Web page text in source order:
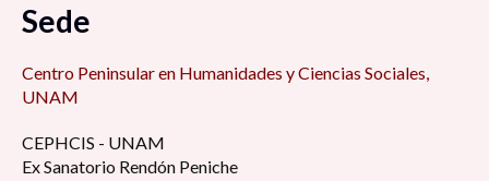
Sede
Centro Peninsular en Humanidades y Ciencias Sociales,
UNAM
CEPHCIS - UNAM
Ex Sanatorio Rendón Peniche